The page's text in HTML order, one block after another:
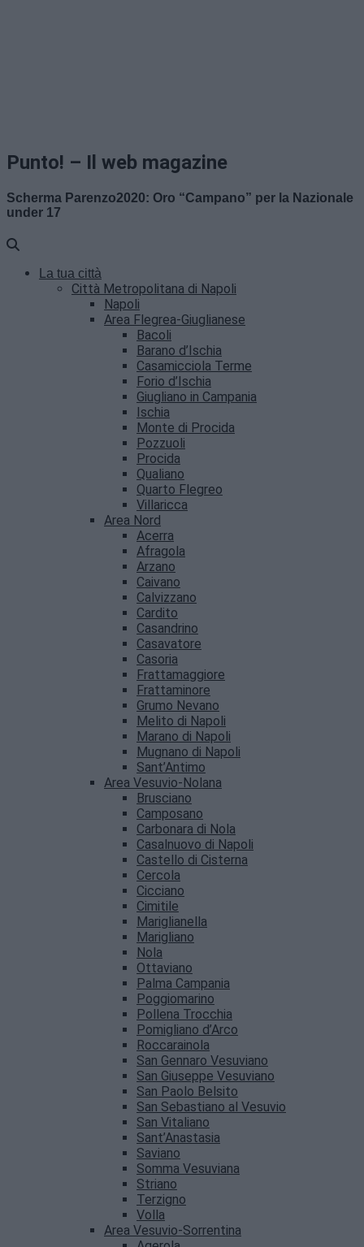
Punto! – Il web magazine
Scherma Parenzo2020: Oro “Campano” per la Nazionale
under 17
La tua città
Città Metropolitana di Napoli
Napoli
Area Flegrea-Giuglianese
Bacoli
Barano d’Ischia
Casamicciola Terme
Forio d’Ischia
Giugliano in Campania
Ischia
Monte di Procida
Pozzuoli
Procida
Qualiano
Quarto Flegreo
Villaricca
Area Nord
Acerra
Afragola
Arzano
Caivano
Calvizzano
Cardito
Casandrino
Casavatore
Casoria
Frattamaggiore
Frattaminore
Grumo Nevano
Melito di Napoli
Marano di Napoli
Mugnano di Napoli
Sant’Antimo
Area Vesuvio-Nolana
Brusciano
Camposano
Carbonara di Nola
Casalnuovo di Napoli
Castello di Cisterna
Cercola
Cicciano
Cimitile
Mariglianella
Marigliano
Nola
Ottaviano
Palma Campania
Poggiomarino
Pollena Trocchia
Pomigliano d’Arco
Roccarainola
San Gennaro Vesuviano
San Giuseppe Vesuviano
San Paolo Belsito
San Sebastiano al Vesuvio
San Vitaliano
Sant’Anastasia
Saviano
Somma Vesuviana
Striano
Terzigno
Volla
Area Vesuvio-Sorrentina